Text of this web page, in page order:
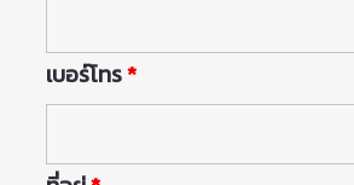
เบอร์โทร*